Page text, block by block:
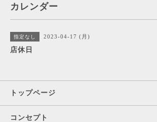
カレンダー
指定なし 2023-04-17 (月)
店休日
トップページ
コンセプト